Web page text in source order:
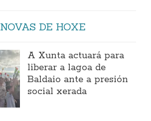
NOVAS DE HOXE
A Xunta actuará para
liberar a lagoa de
Baldaio ante a presión
social xerada